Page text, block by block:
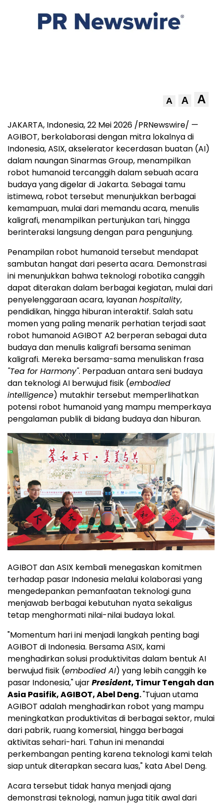
A A A
JAKARTA, Indonesia, 22 Mei 2026 /PRNewswire/ —
AGIBOT, berkolaborasi dengan mitra lokalnya di
Indonesia, ASIX, akselerator kecerdasan buatan (AI)
dalam naungan Sinarmas Group, menampilkan
robot humanoid tercanggih dalam sebuah acara
budaya yang digelar di Jakarta. Sebagai tamu
istimewa, robot tersebut menunjukkan berbagai
kemampuan, mulai dari memandu acara, menulis
kaligrafi, menampilkan pertunjukan tari, hingga
berinteraksi langsung dengan para pengunjung.
Penampilan robot humanoid tersebut mendapat
sambutan hangat dari peserta acara. Demonstrasi
ini menunjukkan bahwa teknologi robotika canggih
dapat diterakan dalam berbagai kegiatan, mulai dari
penyelenggaraan acara, layananhospitality,
pendidikan, hingga hiburan interaktif. Salah satu
momen yang paling menarik perhatian terjadi saat
robot humanoid AGIBOT A2 berperan sebagai duta
budaya dan menulis kaligrafi bersama seniman
kaligrafi. Mereka bersama-sama menuliskan frasa
"Tea for Harmony". Perpaduan antara seni budaya
dan teknologi AI berwujud fisik (embodied
intelligence) mutakhir tersebut memperlihatkan
potensi robot humanoid yang mampu memperkaya
pengalaman publik di bidang budaya dan hiburan.
AGIBOT dan ASIX kembali menegaskan komitmen
terhadap pasar Indonesia melalui kolaborasi yang
mengedepankan pemanfaatan teknologi guna
menjawab berbagai kebutuhan nyata sekaligus
tetap menghormati nilai-nilai budaya lokal.
"Momentum hari ini menjadi langkah penting bagi
AGIBOT di Indonesia. Bersama ASIX, kami
menghadirkan solusi produktivitas dalam bentuk AI
berwujud fisik (embodied AI) yang lebih canggih ke
pasar Indonesia," ujarPresident, Timur Tengah dan
Asia Pasifik, AGIBOT, Abel Deng."Tujuan utama
AGIBOT adalah menghadirkan robot yang mampu
meningkatkan produktivitas di berbagai sektor, mulai
dari pabrik, ruang komersial, hingga berbagai
aktivitas sehari-hari. Tahun ini menandai
perkembangan penting karena teknologi kami telah
siap untuk diterapkan secara luas," kata Abel Deng.
Acara tersebut tidak hanya menjadi ajang
demonstrasi teknologi, namun juga titik awal dari